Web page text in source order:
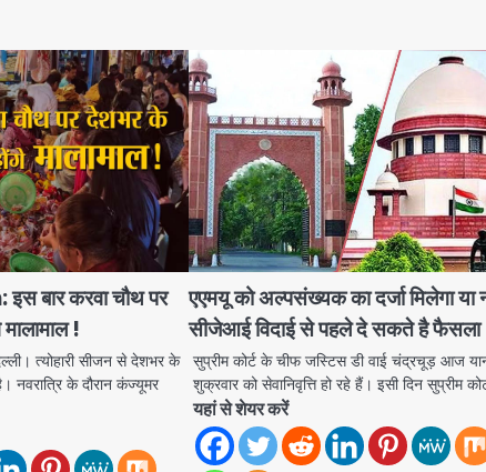
बार करवा चौथ पर
!
त्‍योहारी सीजन से देशभर के
नवरात्रि के दौरान कंज्यूमर
एएमयू को अल्पसंख्यक का दर्जा मिलेगा या
सीजेआई विदाई से पहले दे सकते है फैसला
सुप्रीम कोर्ट के चीफ जस्टिस डी वाई चंद्रचूड़ आज
शुक्रवार को सेवानिवृत्ति हो रहे हैं। इसी दिन सुप्रीम
यहां से शेयर करें